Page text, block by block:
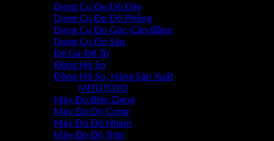
Dụng Cụ Đo Độ Dày
Dụng Cụ Đo Độ Phẳng
Dụng Cụ Đo Góc-Cân Bằng
Dụng Cụ Đo Sâu
Đế Gá-Đế Từ
Đồng Hồ So
Đồng Hồ So, Hãng Sản Xuất
MITUTOYO
Máy Đo Biên Dạng
Máy Đo Độ Cứng
Máy Đo Đô Nhám
Máy Đo Độ Tròn